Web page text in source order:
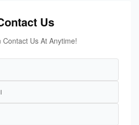
Us
Contact Us At Anytime!